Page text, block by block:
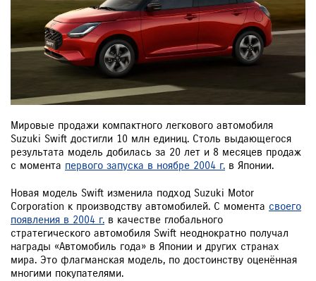
ЗАКАЗАТЬ ЗВОНОК
Мировые продажи компактного легкового автомобиля
Suzuki Swift достигли 10 млн единиц. Столь выдающегося
результата модель добилась за 20 лет и 8 месяцев продаж
с момента первого запуска в ноябре 2004 г. в Японии.
Новая модель Swift изменила подход Suzuki Motor
Corporation к производству автомобилей. С момента своего
появления в 2004 г. в качестве глобального
стратегического автомобиля Swift неоднократно получал
награды «Автомобиль года» в Японии и других странах
мира. Это флагманская модель, по достоинству оценённая
многими покупателями.